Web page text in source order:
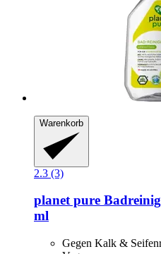
Warenkorb
2.3 (3)
planet pure
ml
Gegen Kalk &